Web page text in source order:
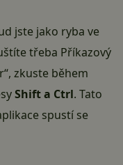
jste jako ryba ve
třeba Příkazový
zkuste během
Shift a Ctrl. Tato
spustí se